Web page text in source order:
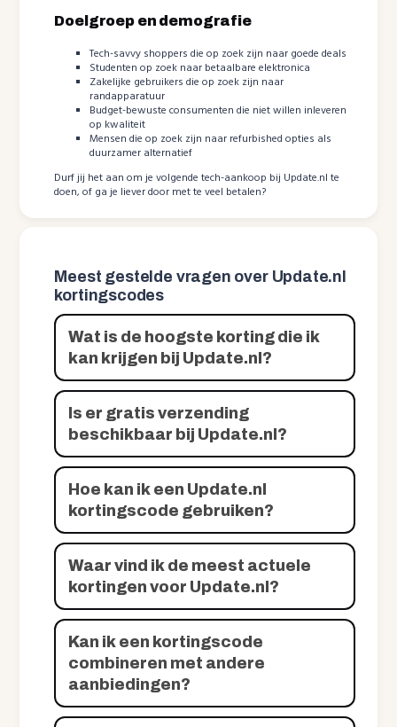
Doelgroep en demografie
Tech-savvy shoppers die op zoek zijn naar goede deals
Studenten op zoek naar betaalbare elektronica
Zakelijke gebruikers die op zoek zijn naar
randapparatuur
Budget-bewuste consumenten die niet willen inleveren
op kwaliteit
Mensen die op zoek zijn naar refurbished opties als
duurzamer alternatief
Durf jij het aan om je volgende tech-aankoop bij Update.nl te
doen, of ga je liever door met te veel betalen?
Meest gestelde vragen over Update.nl
kortingscodes
Wat is de hoogste korting die ik
kan krijgen bij Update.nl?
Is er gratis verzending
beschikbaar bij Update.nl?
Hoe kan ik een Update.nl
kortingscode gebruiken?
Waar vind ik de meest actuele
kortingen voor Update.nl?
Kan ik een kortingscode
combineren met andere
aanbiedingen?